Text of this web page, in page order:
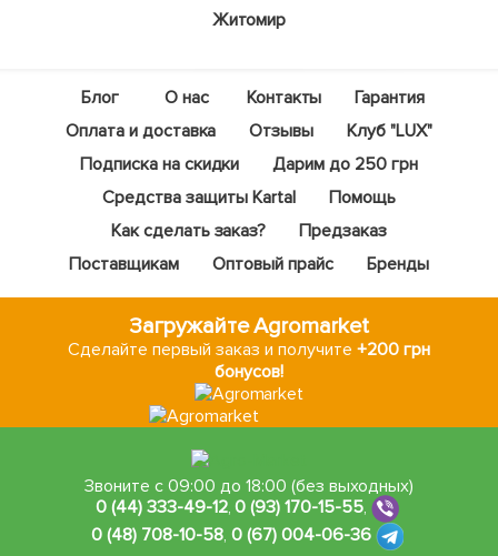
Житомир
Блог О нас Контакты
Гарантия
Оплата и доставка
Отзывы
Клуб "LUX"
Подписка на скидки
Дарим до 250 грн
Средства защиты Kartal
Помощь
Как сделать заказ?
Предзаказ
Поставщикам
Оптовый прайс Бренды
Загружайте Agromarket
Сделайте первый заказ и получите +200 грн
бонусов!
Звоните с 09:00 до 18:00 (без выходных)
0 (44) 333-49-12,0 (93) 170-15-55,
0 (48) 708-10-58, 0 (67) 004-06-36